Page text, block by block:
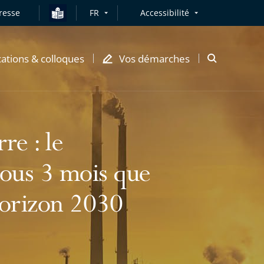
FR Accessibilité
& colloques Vos démarches
Ouvrir
: le
3 mois que
2030